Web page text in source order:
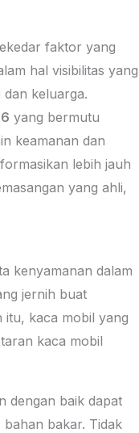
faktor yang
hal visibilitas yang
keluarga.
yang bermutu
keamanan dan
lebih jauh
yang ahli,
kenyamanan dalam
jernih buat
itu, kaca mobil yang
kaca mobil
dengan baik dapat
bakar. Tidak